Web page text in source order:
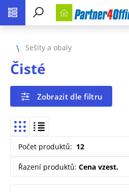
Sešity a obaly
Čisté
Zobrazit dle filtru
Počet produktů: 12
Řazení produktů: Cena vzest.